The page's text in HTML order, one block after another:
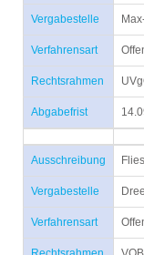
Vergabestelle
Verfahrensart
Rechtsrahmen
Abgabefrist
Ausschreibung
Vergabestelle
Verfahrensart